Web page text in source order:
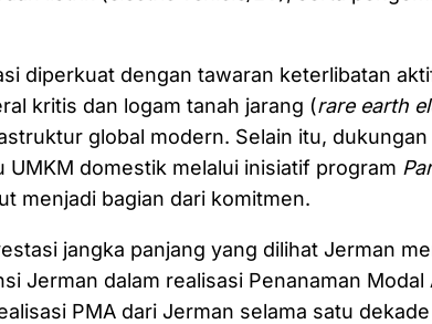
diperkuat dengan tawaran keterlibatan
kritis dan logam tanah jarang (rare earth
global modern. Selain itu,
UMKM domestik melalui inisiatif program
menjadi bagian dari komitmen.
jangka panjang yang dilihat Jerman
Jerman dalam realisasi Penanaman Modal
PMA dari Jerman selama satu